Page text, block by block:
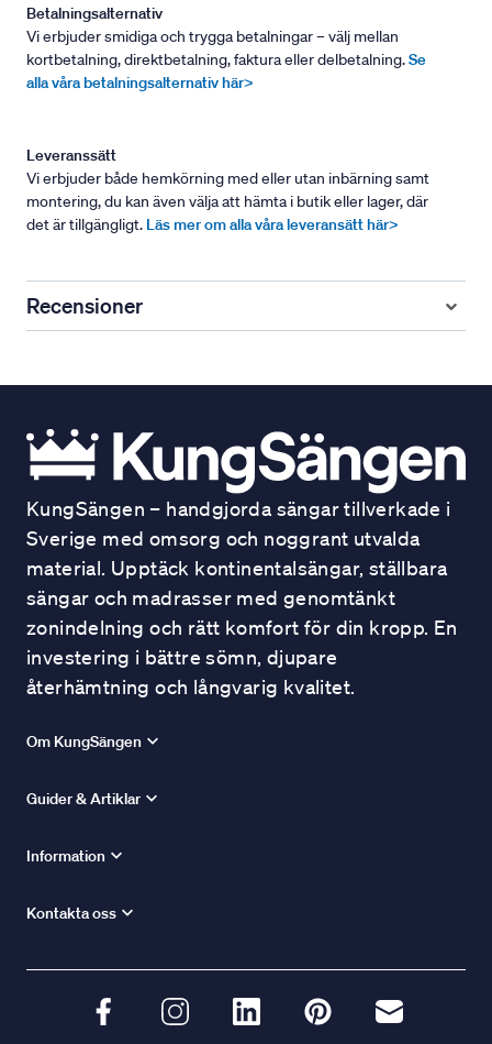
Betalningsalternativ
Vi erbjuder smidiga och trygga betalningar – välj mellan
kortbetalning, direktbetalning, faktura eller delbetalning.Se
alla våra betalningsalternativ här>
Leveranssätt
Vi erbjuder både hemkörning med eller utan inbärning samt
montering, du kan även välja att hämta i butik eller lager, där
det är tillgängligt. Läs mer om alla våra leveransätt här>
Recensioner
KungSängen – handgjorda sängar tillverkade i
Sverige med omsorg och noggrant utvalda
material. Upptäck kontinentalsängar, ställbara
sängar och madrasser med genomtänkt
zonindelning och rätt komfort för din kropp. En
investering i bättre sömn, djupare
återhämtning och långvarig kvalitet.
Om KungSängen
Guider & Artiklar
Information
Kontakta oss